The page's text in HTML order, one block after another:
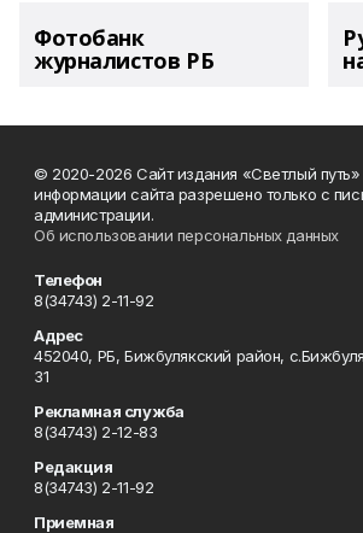
Фотобанк
журналистов РБ
© 2020-2026 Сайт издания «Светлый путь»
информации сайта разрешено только с
администрации.
Об использовании персональных данных
Телефон
8(34743) 2-11-92
Адрес
452040, РБ, Бижбулякский район,
31
Рекламная служба
8(34743) 2-12-83
Редакция
8(34743) 2-11-92
Приемная